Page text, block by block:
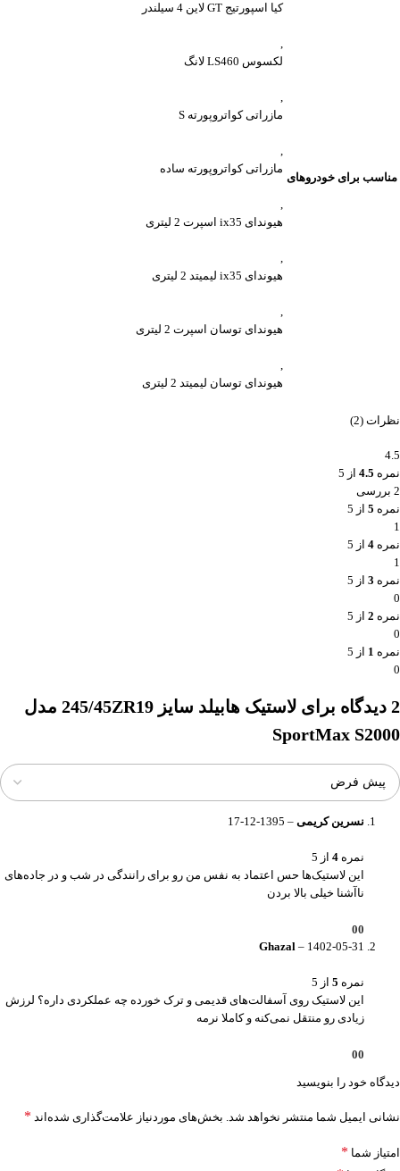
مناسب برای خودروهای
کیا اسپورتیج GT لاین 4 سیلندر
,
لکسوس LS460 لانگ
,
مازراتی کواتروپورته S
,
مازراتی کواتروپورته ساده
,
هیوندای ix35 اسپرت 2 لیتری
,
هیوندای ix35 لیمیتد 2 لیتری
,
هیوندای توسان اسپرت 2 لیتری
,
هیوندای توسان لیمیتد 2 لیتری
نظرات (2)
4.5
نمره 4.5 از 5
2 بررسی
نمره 5 از 5
1
نمره 4 از 5
1
نمره 3 از 5
0
نمره 2 از 5
0
نمره 1 از 5
0
2 دیدگاه برای
لاستیک هابیلد سایز 245/45ZR19 مدل
SportMax S2000
نسرین کریمی –
1395-12-17
نمره 4 از 5
این لاستیک‌ها حس اعتماد به نفس من رو برای رانندگی در شب و در جاده‌های
ناآشنا خیلی بالا بردن
0
0
Ghazal – 1402-05-31
نمره 5 از 5
این لاستیک روی آسفالت‌های قدیمی و ترک خورده چه عملکردی داره؟ لرزش
زیادی رو منتقل نمی‌کنه و کاملا نرمه
0
0
دیدگاه خود را بنویسید
نشانی ایمیل شما منتشر نخواهد شد. بخش‌های موردنیاز علامت‌گذاری شده‌اند *
امتیاز شما *